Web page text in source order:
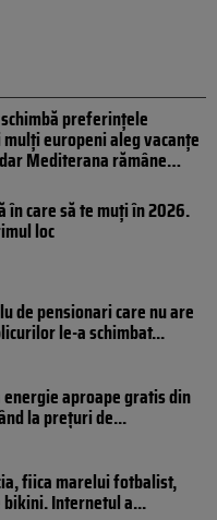
preferințele
europeni aleg vacanțe
Mediterana rămâne…
în care să te muți în 2026.
loc
de pensionari care nu are
le-a schimbat...
aproape gratis din
la prețuri de...
fiica marelui fotbalist,
Internetul a...